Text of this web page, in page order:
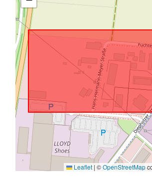
Leaflet | ©OpenStreetMap